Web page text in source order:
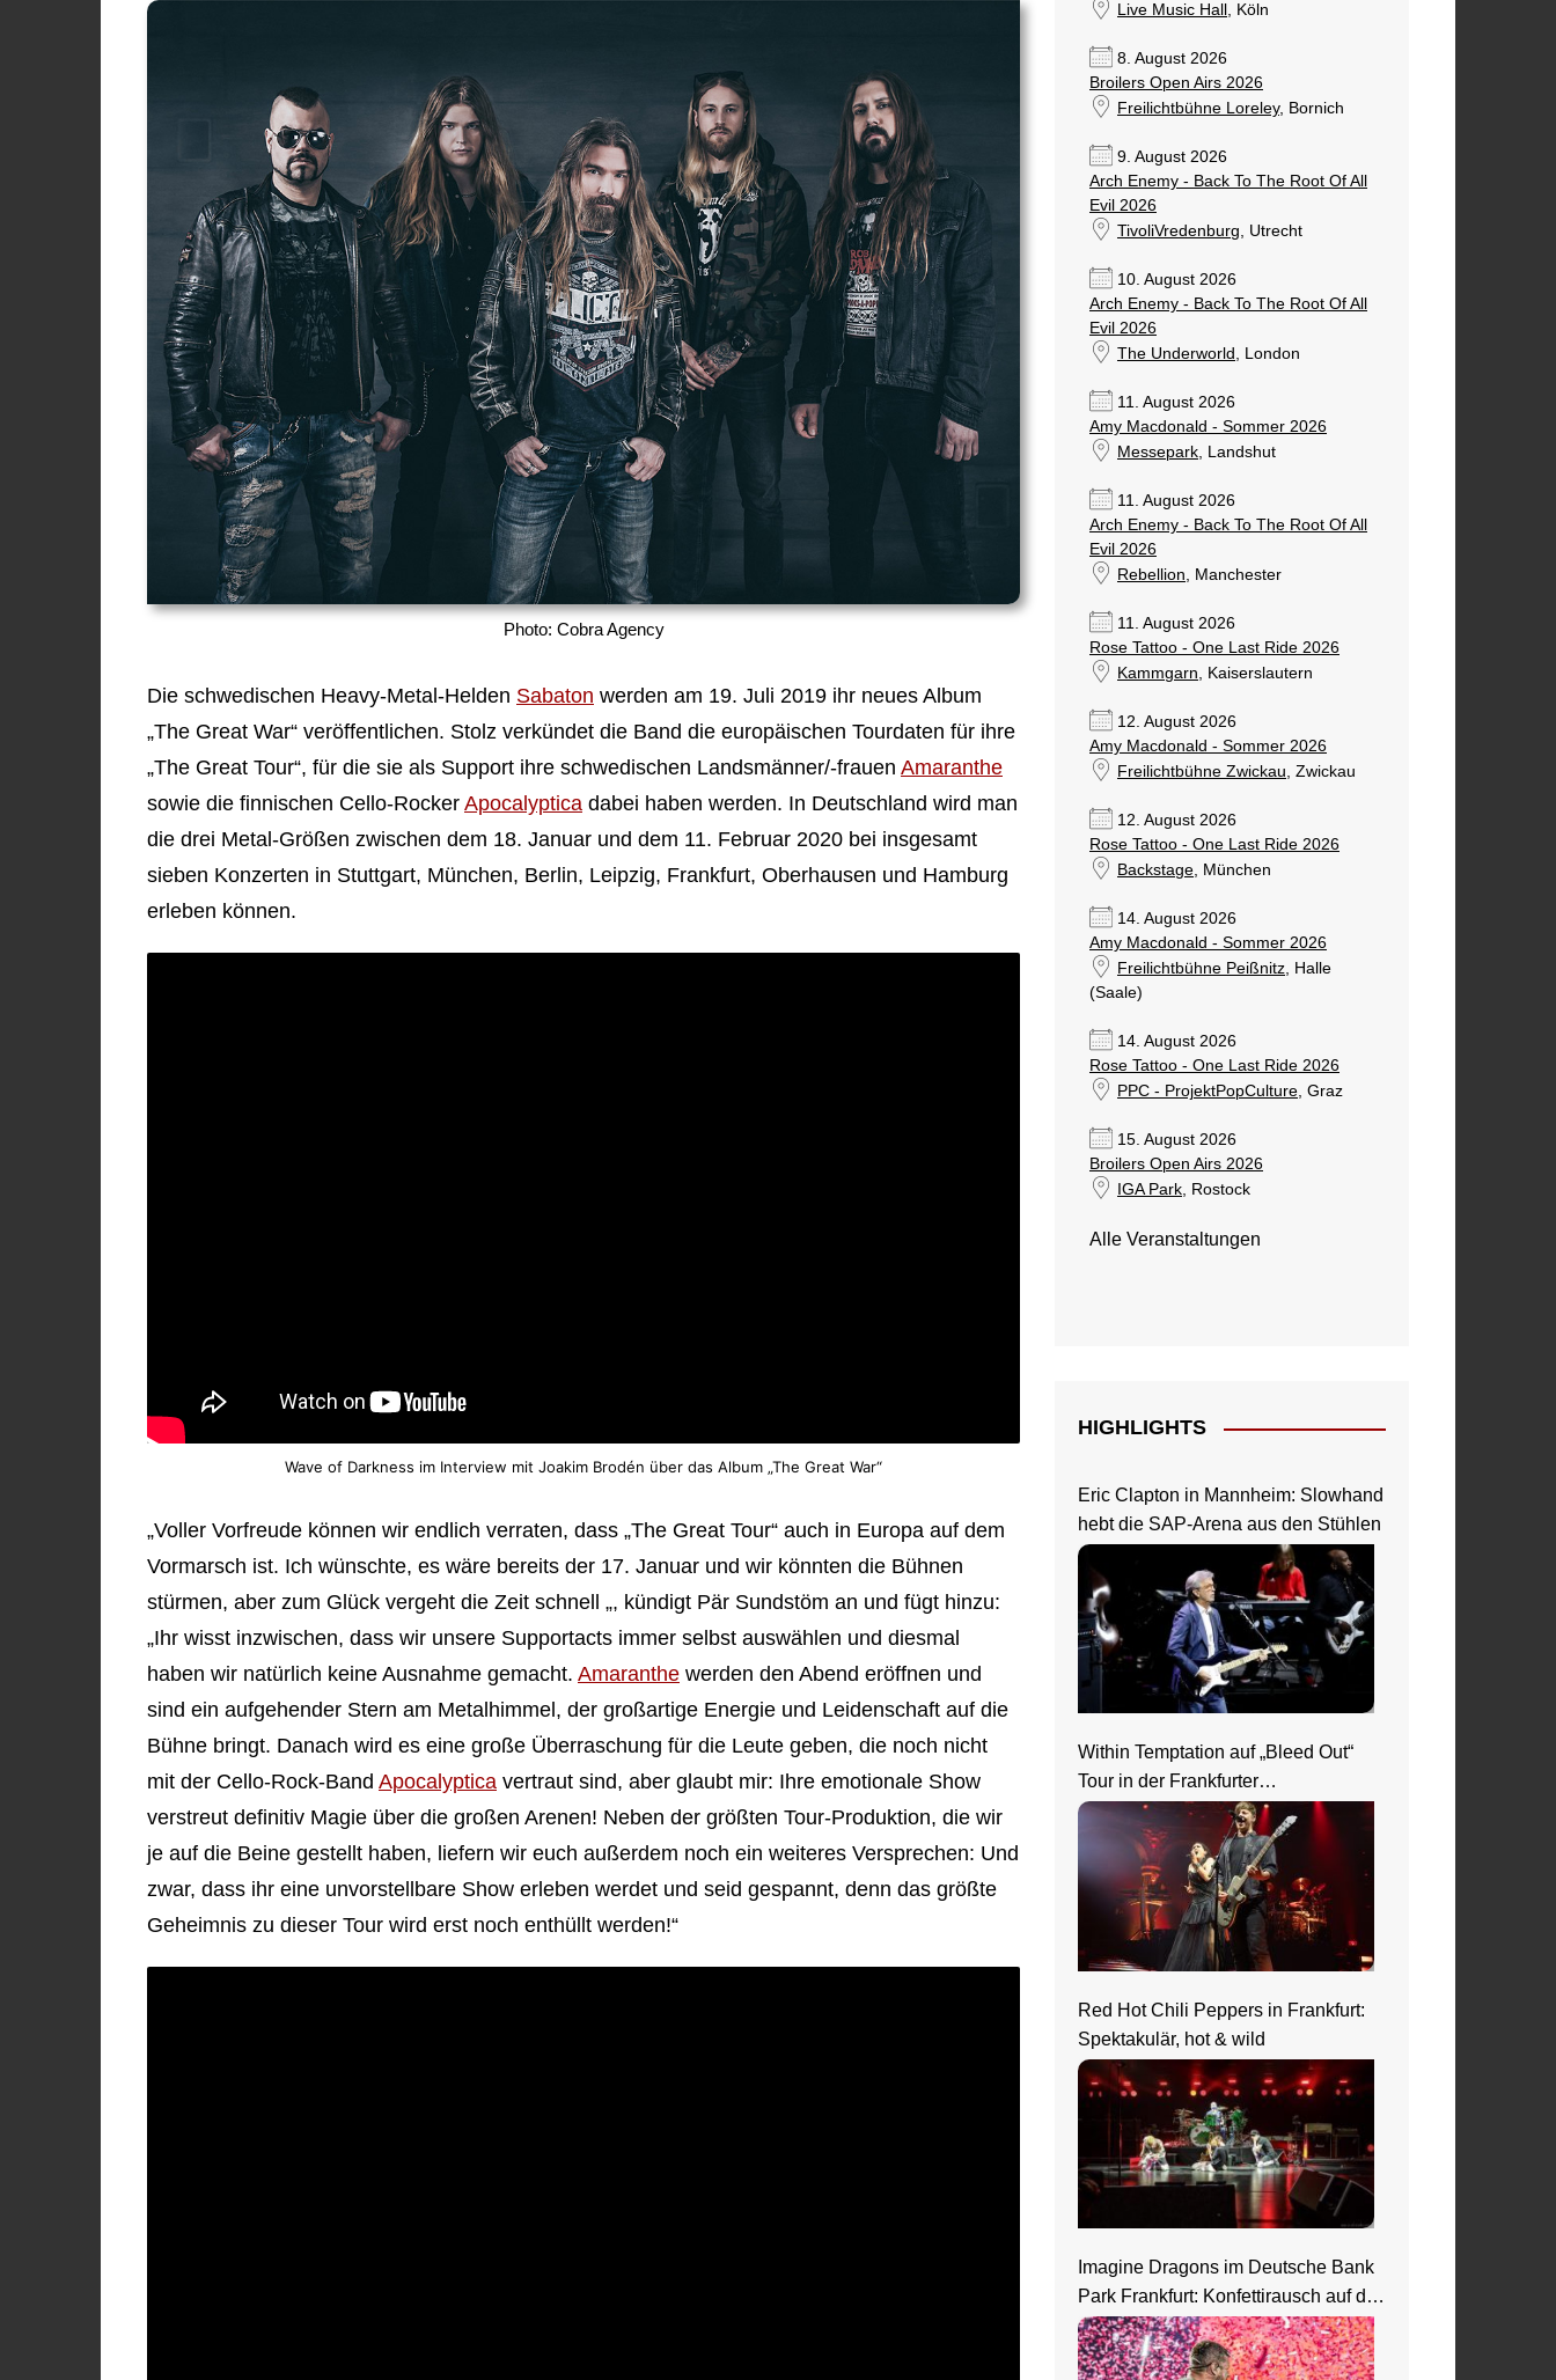
Photo: Cobra Agency
Die schwedischen Heavy-Metal-Helden Sabaton werden am 19. Juli 2019 ihr neues Album
„The Great War“ veröffentlichen. Stolz verkündet die Band die europäischen Tourdaten für ihre
„The Great Tour“, für die sie als Support ihre schwedischen Landsmänner/-frauen Amaranthe
sowie die finnischen Cello-Rocker Apocalyptica dabei haben werden. In Deutschland wird man
die drei Metal-Größen zwischen dem 18. Januar und dem 11. Februar 2020 bei insgesamt
sieben Konzerten in Stuttgart, München, Berlin, Leipzig, Frankfurt, Oberhausen und Hamburg
erleben können.
Wave of Darkness im Interview mit Joakim Brodén über das Album „The Great War“
„Voller Vorfreude können wir endlich verraten, dass „The Great Tour“ auch in Europa auf dem
Vormarsch ist. Ich wünschte, es wäre bereits der 17. Januar und wir könnten die Bühnen
stürmen, aber zum Glück vergeht die Zeit schnell „, kündigt Pär Sundstöm an und fügt hinzu:
„Ihr wisst inzwischen, dass wir unsere Supportacts immer selbst auswählen und diesmal
haben wir natürlich keine Ausnahme gemacht. Amaranthe werden den Abend eröffnen und
sind ein aufgehender Stern am Metalhimmel, der großartige Energie und Leidenschaft auf die
Bühne bringt. Danach wird es eine große Überraschung für die Leute geben, die noch nicht
mit der Cello-Rock-Band Apocalyptica vertraut sind, aber glaubt mir: Ihre emotionale Show
verstreut definitiv Magie über die großen Arenen! Neben der größten Tour-Produktion, die wir
je auf die Beine gestellt haben, liefern wir euch außerdem noch ein weiteres Versprechen: Und
zwar, dass ihr eine unvorstellbare Show erleben werdet und seid gespannt, denn das größte
Geheimnis zu dieser Tour wird erst noch enthüllt werden!“
Live Music Hall , Köln
8. August 2026
Broilers Open Airs 2026
Freilichtbühne Loreley, Bornich
9. August 2026
Arch Enemy - Back To The Root Of All
Evil 2026
TivoliVredenburg, Utrecht
10. August 2026
Arch Enemy - Back To The Root Of All
Evil 2026
The Underworld , London
11. August 2026
Amy Macdonald - Sommer 2026
Messepark, Landshut
11. August 2026
Arch Enemy - Back To The Root Of All
Evil 2026
Rebellion, Manchester
11. August 2026
Rose Tattoo - One Last Ride 2026
Kammgarn, Kaiserslautern
12. August 2026
Amy Macdonald - Sommer 2026
Freilichtbühne Zwickau, Zwickau
12. August 2026
Rose Tattoo - One Last Ride 2026
Backstage, München
14. August 2026
Amy Macdonald - Sommer 2026
Freilichtbühne Peißnitz, Halle
(Saale)
14. August 2026
Rose Tattoo - One Last Ride 2026
PPC - ProjektPopCulture, Graz
15. August 2026
Broilers Open Airs 2026
IGA Park, Rostock
Alle Veranstaltungen
HIGHLIGHTS
Eric Clapton in Mannheim: Slowhand
hebt die SAP-Arena aus den Stühlen
Within Temptation auf „Bleed Out“
Tour in der Frankfurter
Jahrhunderthalle
Red Hot Chili Peppers in Frankfurt:
Spektakulär, hot & wild
Imagine Dragons im Deutsche Bank
Park Frankfurt: Konfettirausch auf der
Loom Welttour